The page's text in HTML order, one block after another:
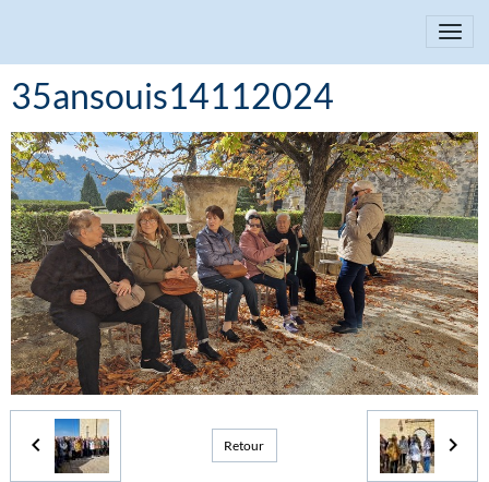
35ansouis14112024
Retour